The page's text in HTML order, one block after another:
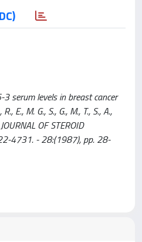
serum levels in breast cancer
E., M. G., S., G., M., T., S., A.,
OF STEROID
4731. - 28:(1987), pp. 28-